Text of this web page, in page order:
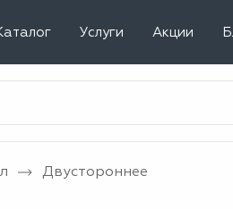
Услуги Акции
Двустороннее